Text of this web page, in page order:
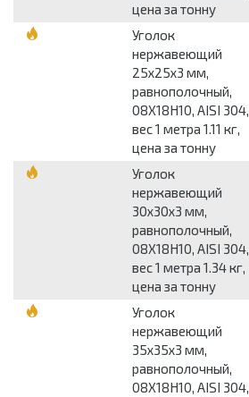
цена за тонну
Уголок
нержавеющий
25x25x3 мм,
равнополочный,
08Х18Н10, AISI 304,
вес 1 метра 1.11 кг,
цена за тонну
Уголок
нержавеющий
30x30x3 мм,
равнополочный,
08Х18Н10, AISI 304,
вес 1 метра 1.34 кг,
цена за тонну
Уголок
нержавеющий
35x35x3 мм,
равнополочный,
08Х18Н10, AISI 304,